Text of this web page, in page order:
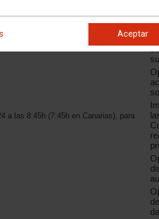
Aceptar
1327/2022, de 28 de diciembre
a las 8:45h (7:45h en Canarias), para